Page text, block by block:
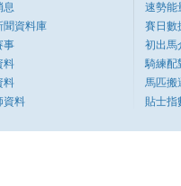
息
聞資料庫
事
料
料
資料
速勢能
賽日數
初出馬
騎練配
馬匹搬
貼士指